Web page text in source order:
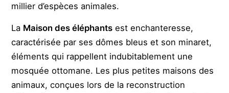
millier d’espèces animales.
La Maison des éléphants est enchanteresse,
caractérisée par ses dômes bleus et son minaret,
éléments qui rappellent indubitablement une
mosquée ottomane. Les plus petites maisons des
animaux, conçues lors de la reconstruction